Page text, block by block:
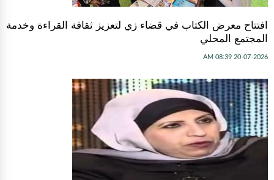
افتتاح معرض الكتاب في قضاء زي لتعزيز ثقافة القراءة وخدمة
المجتمع المحلي
20-07-2026 08:39 AM